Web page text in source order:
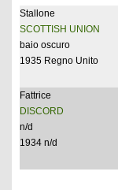
Stallone
SCOTTISH UNION
baio oscuro
1935 Regno Unito
Fattrice
DISCORD
n/d
1934 n/d